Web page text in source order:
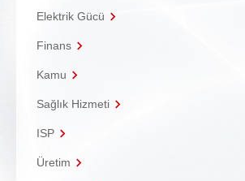
Elektrik Gücü
Finans
Kamu
Sağlık Hizmeti
ISP
Üretim